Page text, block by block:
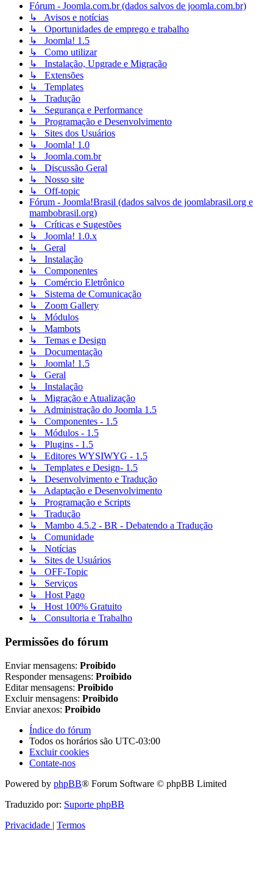
Fórum - Joomla.com.br (dados salvos de joomla.com.br)
↳ Avisos e notícias
↳ Oportunidades de emprego e trabalho
↳ Joomla! 1.5
↳ Como utilizar
↳ Instalação, Upgrade e Migração
↳ Extensões
↳ Templates
↳ Tradução
↳ Segurança e Performance
↳ Programação e Desenvolvimento
↳ Sites dos Usuários
↳ Joomla! 1.0
↳ Joomla.com.br
↳ Discussão Geral
↳ Nosso site
↳ Off-topic
Fórum - Joomla!Brasil (dados salvos de joomlabrasil.org e
mambobrasil.org)
↳ Críticas e Sugestões
↳ Joomla! 1.0.x
↳ Geral
↳ Instalação
↳ Componentes
↳ Comércio Eletrônico
↳ Sistema de Comunicação
↳ Zoom Gallery
↳ Módulos
↳ Mambots
↳ Temas e Design
↳ Documentação
↳ Joomla! 1.5
↳ Geral
↳ Instalação
↳ Migração e Atualização
↳ Administração do Joomla 1.5
↳ Componentes - 1.5
↳ Módulos - 1.5
↳ Plugins - 1.5
↳ Editores WYSIWYG - 1.5
↳ Templates e Design- 1.5
↳ Desenvolvimento e Tradução
↳ Adaptação e Desenvolvimento
↳ Programação e Scripts
↳ Tradução
↳ Mambo 4.5.2 - BR - Debatendo a Tradução
↳ Comunidade
↳ Notícias
↳ Sites de Usuários
↳ OFF-Topic
↳ Serviços
↳ Host Pago
↳ Host 100% Gratuito
↳ Consultoria e Trabalho
Permissões do fórum
Enviar mensagens: Proibido
Responder mensagens: Proibido
Editar mensagens: Proibido
Excluir mensagens: Proibido
Enviar anexos: Proibido
Índice do fórum
Todos os horários são UTC-03:00
Excluir cookies
Contate-nos
Powered by phpBB® Forum Software © phpBB Limited
Traduzido por: Suporte phpBB
Privacidade | Termos